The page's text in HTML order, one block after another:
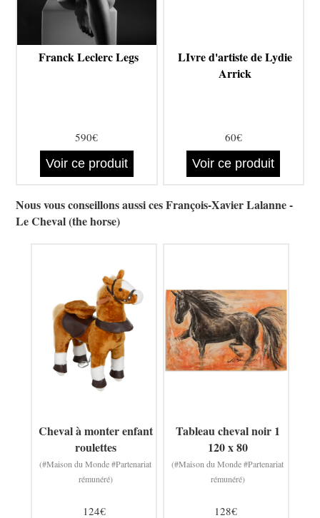
Franck Leclerc Legs
590€
Voir ce produit
LIvre d'artiste de Lydie
Arrick
60€
Voir ce produit
Nous vous conseillons aussi ces François-Xavier Lalanne -
Le Cheval (the horse)
Cheval à monter enfant
roulettes
(#Maison du Monde #Partenariat
rémunéré)
124€
Tableau cheval noir 1
120 x 80
(#Maison du Monde #Partenariat
rémunéré)
128€